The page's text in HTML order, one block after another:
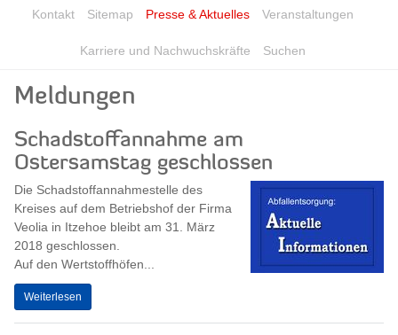
Kontakt Sitemap Presse & Aktuelles Veranstaltungen
Karriere und Nachwuchskräfte Suchen
Meldungen
Schadstoffannahme am
Ostersamstag geschlossen
Die Schadstoffannahmestelle des
Kreises auf dem Betriebshof der Firma
Veolia in Itzehoe bleibt am 31. März
2018 geschlossen.
Auf den Wertstoffhöfen...
Weiterlesen